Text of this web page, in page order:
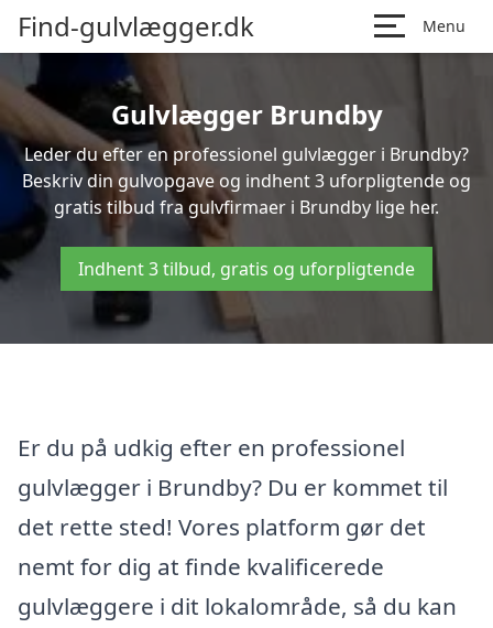
Find-gulvlægger.dk Menu
Gulvlægger Brundby
Leder du efter en professionel gulvlægger i Brundby?
Beskriv din gulvopgave og indhent 3 uforpligtende og
gratis tilbud fra gulvfirmaer i Brundby lige her.
Indhent 3 tilbud, gratis og uforpligtende
Er du på udkig efter en professionel
gulvlægger i Brundby? Du er kommet til
det rette sted! Vores platform gør det
nemt for dig at finde kvalificerede
gulvlæggere i dit lokalområde, så du kan